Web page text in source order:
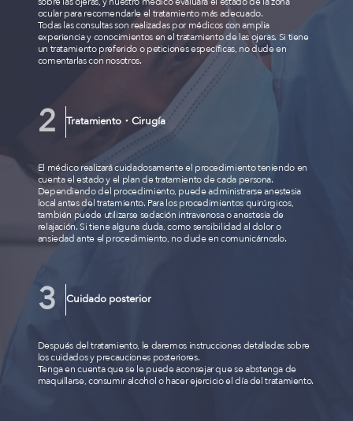
ocular para recomendarle el tratamiento más adecuado.
Todas las consultas son realizadas por médicos con amplia
experiencia y conocimientos en el tratamiento de las ojeras. Si tiene
un tratamiento preferido o peticiones específicas, no dude en
comentarlas con nosotros.
Tratamiento・Cirugía
El médico realizará cuidadosamente el procedimiento teniendo en
cuenta el estado y el plan de tratamiento de cada persona.
Dependiendo del procedimiento, puede administrarse anestesia
local antes del tratamiento. Para los procedimientos quirúrgicos,
también puede utilizarse sedación intravenosa o anestesia de
relajación. Si tiene alguna duda, como sensibilidad al dolor o
ansiedad ante el procedimiento, no dude en comunicárnoslo.
Cuidado posterior
Después del tratamiento, le daremos instrucciones detalladas sobre
los cuidados y precauciones posteriores.
Tenga en cuenta que se le puede aconsejar que se abstenga de
maquillarse, consumir alcohol o hacer ejercicio el día del tratamiento.